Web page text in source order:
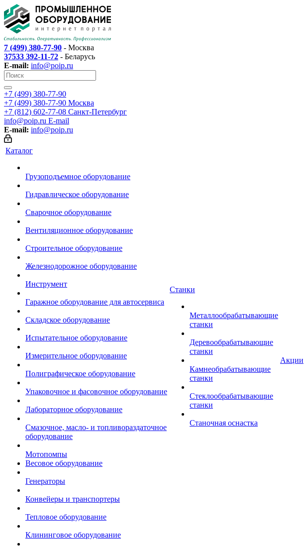
7 (499) 380-77-90 - Москва
37533 392-11-72 - Беларусь
E-mail: info@poip.ru
+7 (499) 380-77-90
+7 (499) 380-77-90 Москва
+7 (812) 602-77-08 Санкт-Петербург
info@poip.ru E-mail
E-mail: info@poip.ru
Каталог
Грузоподъемное оборудование
Гидравлическое оборудование
Сварочное оборудование
Вентиляционное оборудование
Строительное оборудование
Железнодорожное оборудование
Инструмент
Гаражное оборудование для автосервиса
Складское оборудование
Испытательное оборудование
Измерительное оборудование
Полиграфическое оборудование
Упаковочное и фасовочное оборудование
Лабораторное оборудование
Смазочное, масло- и топливораздаточное
оборудование
Мотопомпы
Весовое оборудование
Генераторы
Конвейеры и транспортеры
Тепловое оборудование
Клининговое оборудование
Станки
Металлообрабатывающие
станки
Деревообрабатывающие
станки
Камнеобрабатывающие
станки
Стеклообрабатывающие
станки
Станочная оснастка
Акции